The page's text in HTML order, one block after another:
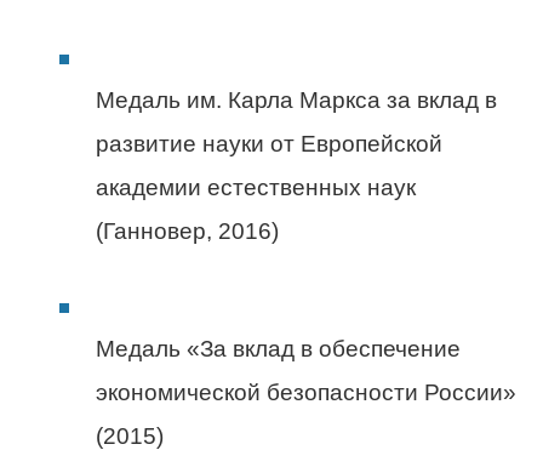
Медаль им. Карла Маркса за вклад в
развитие науки от Европейской
академии естественных наук
(Ганновер, 2016)
Медаль «За вклад в обеспечение
экономической безопасности России»
(2015)